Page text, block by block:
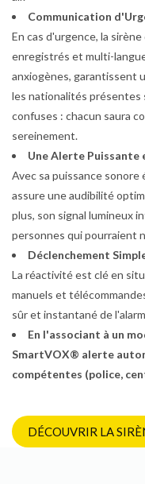
Communication
En cas d'urgence, la
enregistrés et multi-
anxiogènes, garantissent
les nationalités présentes
confuses : chacun saura
sereinement.
Une Alerte Puissante
Avec sa puissance
assure une audibilité
plus, son signal lumineux
personnes qui pourraient
Déclenchement
La réactivité est clé en
manuels et
sûr et instantané de
En l'associant à un
SmartVOX® alerte
compétentes (police,
DÉCOUVRIR LA